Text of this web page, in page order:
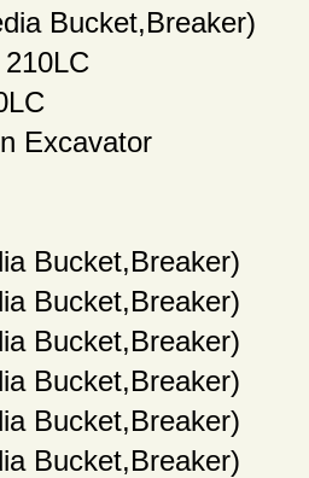
Bucket,Breaker)
Excavator
Bucket,Breaker)
Bucket,Breaker)
Bucket,Breaker)
Bucket,Breaker)
Bucket,Breaker)
Bucket,Breaker)